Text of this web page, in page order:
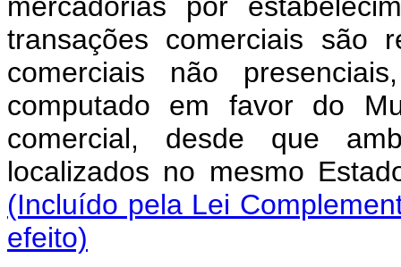
transações comerciais são
comerciais não
computado em favor do
comercial, desde que
localizados no mesmo
(Incluído pela Lei
efeito)